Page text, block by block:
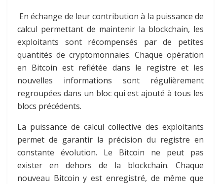
En échange de leur contribution à la puissance de
calcul permettant de maintenir la blockchain, les
exploitants sont récompensés par de petites
quantités de cryptomonnaies. Chaque opération
en Bitcoin est reflétée dans le registre et les
nouvelles informations sont régulièrement
regroupées dans un bloc qui est ajouté à tous les
blocs précédents.
La puissance de calcul collective des exploitants
permet de garantir la précision du registre en
constante évolution. Le Bitcoin ne peut pas
exister en dehors de la blockchain. Chaque
nouveau Bitcoin y est enregistré, de même que